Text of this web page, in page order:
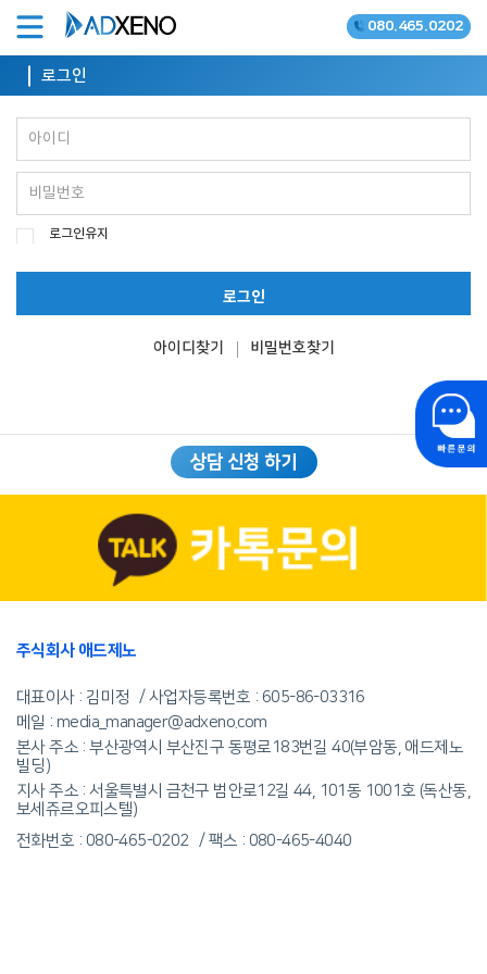
온라인광고 공식대행사 080.465.0202
로그인
로그인유지
로그인
아이디찾기 비밀번호찾기
상담 신청 하기
주식회사 애드제노
대표이사 : 김미정 사업자등록번호 : 605-86-03316
메일 : media_manager@adxeno.com
본사 주소 : 부산광역시 부산진구 동평로183번길 40(부암동, 애드제노
빌딩)
지사 주소 : 서울특별시 금천구 범안로12길 44, 101동 1001호 (독산동,
보세쥬르오피스텔)
전화번호 : 080-465-0202
팩스 : 080-465-4040